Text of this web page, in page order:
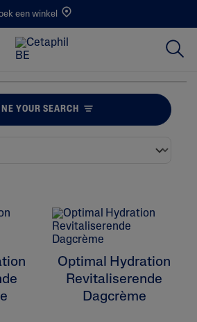
een winkel
YOUR SEARCH
Optimal Hydration
Revitaliserende
Dagcrème